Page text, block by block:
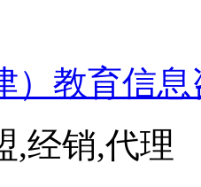
）教育信
经销,代理